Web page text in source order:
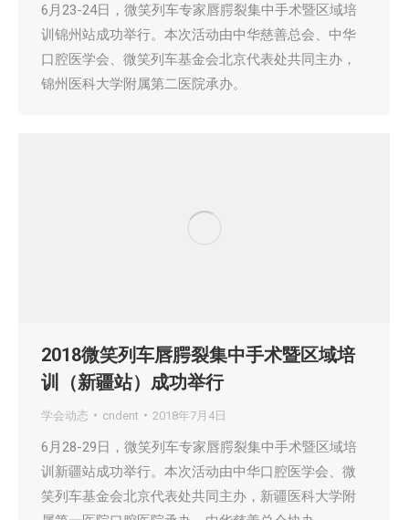
6月23-24日，微笑列车专家唇腭裂集中手术暨区域培
训锦州站成功举行。本次活动由中华慈善总会、中华
口腔医学会、微笑列车基金会北京代表处共同主办，
锦州医科大学附属第二医院承办。
2018微笑列车唇腭裂集中手术暨区域培
训（新疆站）成功举行
学会动态 cndent 2018年7月4日
6月28-29日，微笑列车专家唇腭裂集中手术暨区域培
训新疆站成功举行。本次活动由中华口腔医学会、微
笑列车基金会北京代表处共同主办，新疆医科大学附